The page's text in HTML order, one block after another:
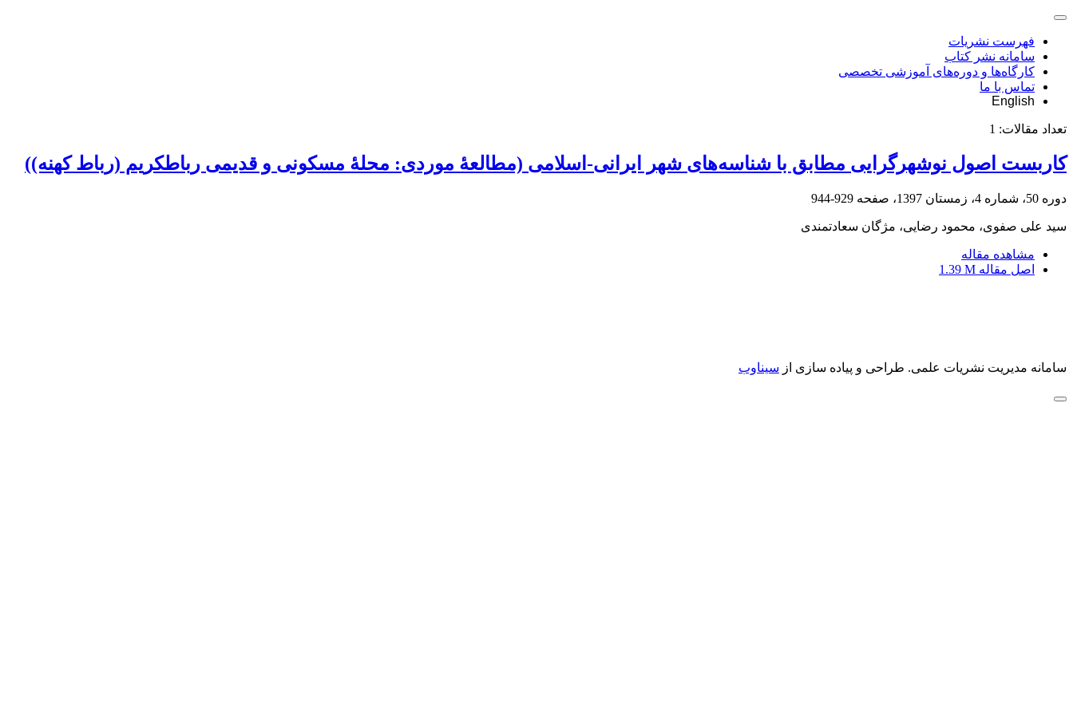
فهرست نشریات
سامانه نشر کتاب
کارگاه‌ها و دوره‌های آموزشی تخصصی
تماس با ما
English
تعداد مقالات: 1
کاربست اصول نوشهرگرایی مطابق با شناسه‌های شهر ایرانی-اسلامی (مطالعۀ موردی: محلۀ مسکونی و قدیمی رباطکریم (رباط کهنه))
دوره 50، شماره 4، زمستان 1397، صفحه 929-944
سید علی صفوی، محمود رضایی، مژگان سعادتمندی
مشاهده مقاله
اصل مقاله 1.39 M
سامانه مدیریت نشریات علمی. طراحی و پیاده سازی از سیناوب